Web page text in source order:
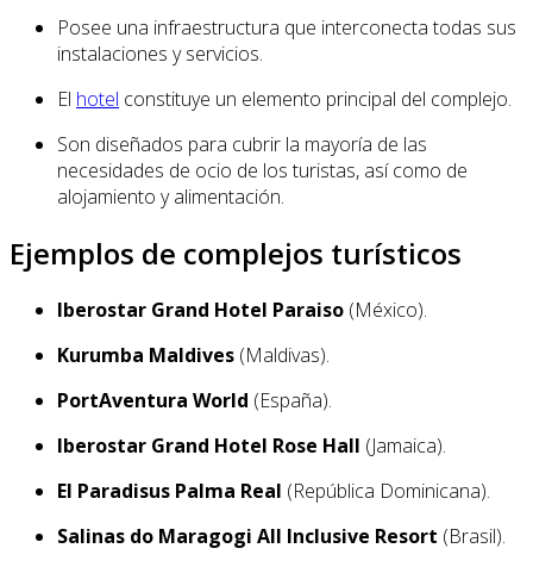
Posee una infraestructura que interconecta todas sus
instalaciones y servicios.
El hotel constituye un elemento principal del complejo.
Son diseñados para cubrir la mayoría de las
necesidades de ocio de los turistas, así como de
alojamiento y alimentación.
Ejemplos de complejos turísticos
Iberostar Grand Hotel Paraiso (México).
Kurumba Maldives (Maldivas).
PortAventura World (España).
Iberostar Grand Hotel Rose Hall (Jamaica).
El Paradisus Palma Real (República Dominicana).
Salinas do Maragogi All Inclusive Resort (Brasil).